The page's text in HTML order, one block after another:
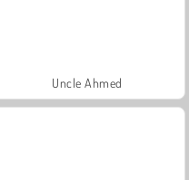
Uncle Ahmed